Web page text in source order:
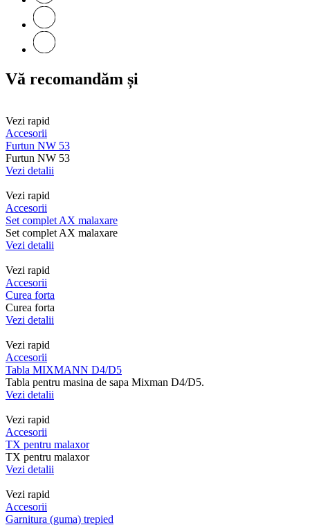
Vă recomandăm și
Vezi rapid
Accesorii
Furtun NW 53
Furtun NW 53
Vezi detalii
Vezi rapid
Accesorii
Set complet AX malaxare
Set complet AX malaxare
Vezi detalii
Vezi rapid
Accesorii
Curea forta
Curea forta
Vezi detalii
Vezi rapid
Accesorii
Tabla MIXMANN D4/D5
Tabla pentru masina de sapa Mixman D4/D5.
Vezi detalii
Vezi rapid
Accesorii
TX pentru malaxor
TX pentru malaxor
Vezi detalii
Vezi rapid
Accesorii
Garnitura (guma) trepied